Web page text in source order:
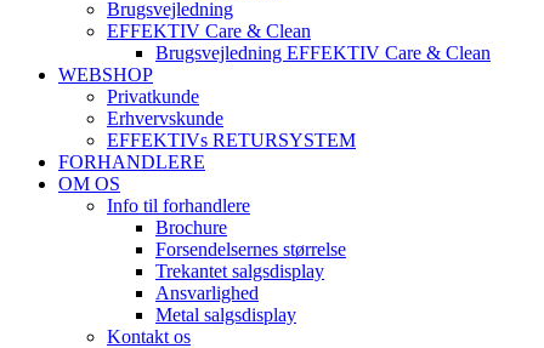
Brugsvejledning
EFFEKTIV Care & Clean
Brugsvejledning EFFEKTIV Care & Clean
WEBSHOP
Privatkunde
Erhvervskunde
EFFEKTIVs RETURSYSTEM
FORHANDLERE
OM OS
Info til forhandlere
Brochure
Forsendelsernes størrelse
Trekantet salgsdisplay
Ansvarlighed
Metal salgsdisplay
Kontakt os